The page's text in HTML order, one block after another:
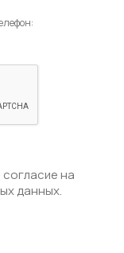
согласие на
данных.